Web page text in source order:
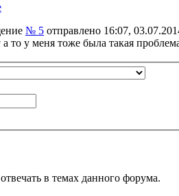
№ 5 отправлено 16:07,
то у меня тоже была такая
в темах данного форума.